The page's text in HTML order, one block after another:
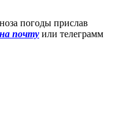
погоды прислав
почту или телеграмм